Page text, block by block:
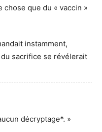
chose que du « vaccin »
instamment,
sacrifice se révélerait
décryptage*. »